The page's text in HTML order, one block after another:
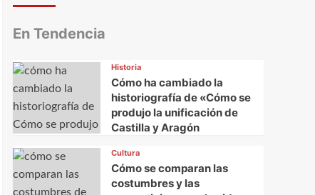
En Tendencia
Historia
Cómo ha cambiado la
historiografía de «Cómo se
produjo la unificación de
Castilla y Aragón
Cultura
Cómo se comparan las
costumbres y las